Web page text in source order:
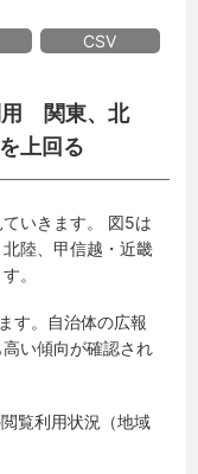
CSV
用 関東、北
上回る
いきます。 図5は
陸、甲信越・近畿
。
す。自治体の広報
い傾向が確認され
覧利用状況（地域